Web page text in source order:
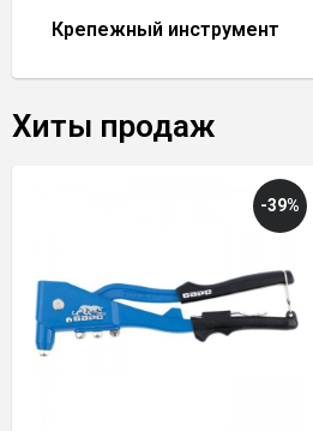
Крепежный инструмент
Хиты продаж
-39%